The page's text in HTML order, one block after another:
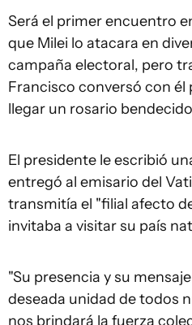
Será el primer encuentro
que Milei lo atacara en
campaña electoral, pero
Francisco conversó con él
llegar un rosario
El presidente le escribió
entregó al emisario del
transmitía el "filial afecto
invitaba a visitar su país
"Su presencia y su
deseada unidad de todos
nos brindará la fuerza